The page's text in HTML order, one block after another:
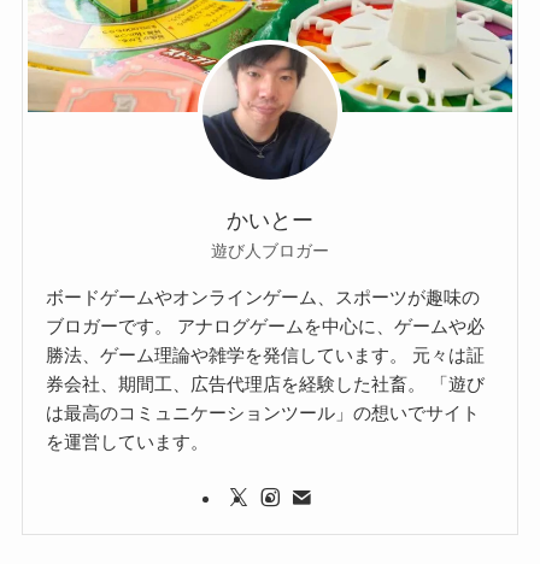
かいとー
遊び人ブロガー
ボードゲームやオンラインゲーム、スポーツが趣味の
ブロガーです。 アナログゲームを中心に、ゲームや必
勝法、ゲーム理論や雑学を発信しています。 元々は証
券会社、期間工、広告代理店を経験した社畜。 「遊び
は最高のコミュニケーションツール」の想いでサイト
を運営しています。